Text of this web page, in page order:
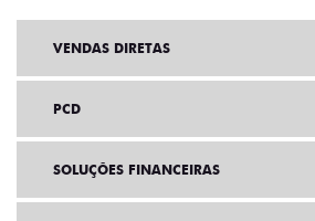
VENDAS DIRETAS
PCD
SOLUÇÕES FINANCEIRAS